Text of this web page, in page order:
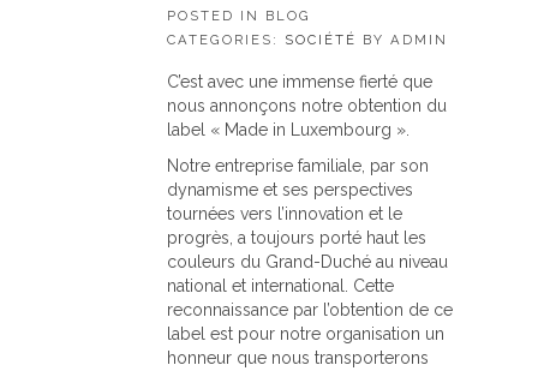
POSTED IN BLOG
CATEGORIES: SOCIÉTÉ BY ADMIN
C’est avec une immense fierté que
nous annonçons notre obtention du
label « Made in Luxembourg ».
Notre entreprise familiale, par son
dynamisme et ses perspectives
tournées vers l’innovation et le
progrès, a toujours porté haut les
couleurs du Grand-Duché au niveau
national et international. Cette
reconnaissance par l’obtention de ce
label est pour notre organisation un
honneur que nous transporterons